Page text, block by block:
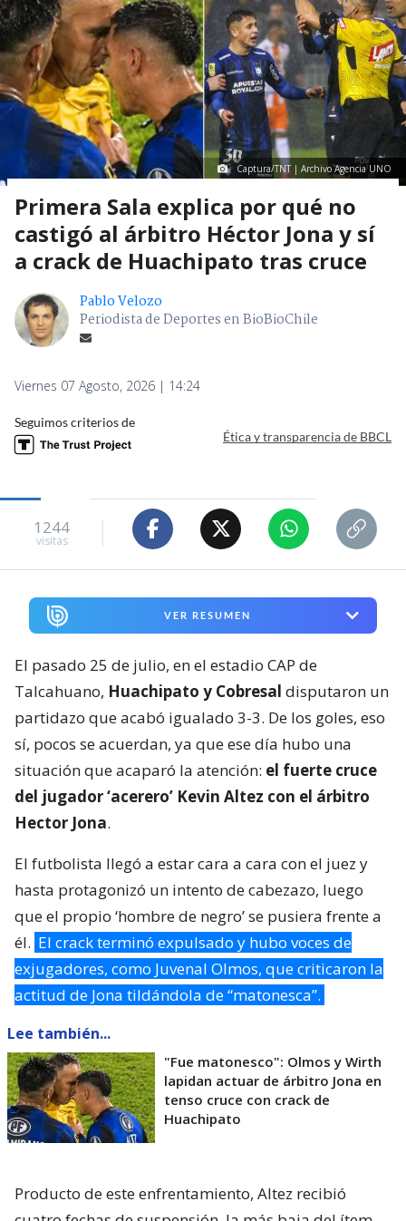
Captura/TNT | Archivo Agencia UNO
Primera Sala explica por qué no
castigó al árbitro Héctor Jona y sí
a crack de Huachipato tras cruce
Pablo Velozo
Periodista de Deportes en BioBioChile
Viernes 07 Agosto, 2026 | 14:24
Seguimos criterios de
Ética y transparencia de BBCL
1244
visitas
VER RESUMEN
El pasado 25 de julio, en el estadio CAP de
Talcahuano, Huachipato y Cobresal disputaron un
partidazo que acabó igualado 3-3. De los goles, eso
sí, pocos se acuerdan, ya que ese día hubo una
situación que acaparó la atención: el fuerte cruce
del jugador ‘acerero’ Kevin Altez con el árbitro
Hector Jona.
El futbolista llegó a estar cara a cara con el juez y
hasta protagonizó un intento de cabezazo, luego
que el propio ‘hombre de negro’ se pusiera frente a
él. El crack terminó expulsado y hubo voces de
exjugadores, como Juvenal Olmos, que criticaron la
actitud de Jona tildándola de “matonesca”.
Lee también...
"Fue matonesco": Olmos y Wirth
lapidan actuar de árbitro Jona en
tenso cruce con crack de
Huachipato
Producto de este enfrentamiento, Altez recibió